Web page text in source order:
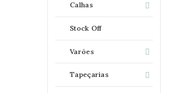

Calhas
Stock Off

Varões

Tapeçarias